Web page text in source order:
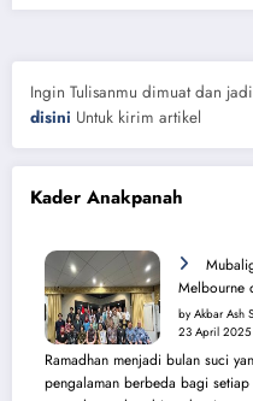
Ingin Tulisanmu dimuat dan
disini Untuk kirim artikel
Kader Anakpanah
Melbourne
by Akbar Ash
23 April 2025
Ramadhan menjadi bulan suci
pengalaman berbeda bagi